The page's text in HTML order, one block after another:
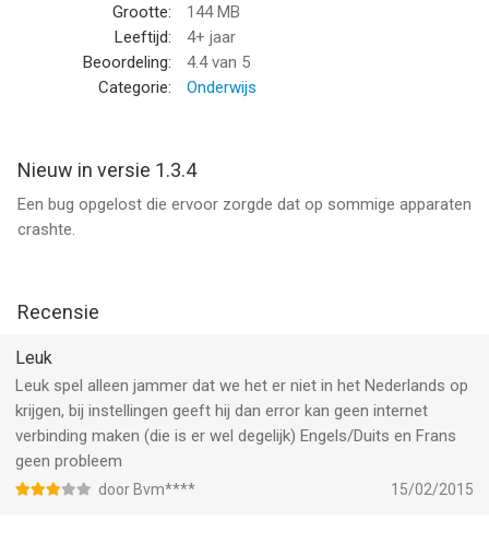
Belangrijkste kenmerken:
- Honderden verborgen voorwerpen over de hele wereld.
- Prachtige graphics en geweldige animaties.
- Duidelijke, begrijpelijke aanwijzingen voor kinderen.
Wat biedt de volledige versie van dit spel:
- Veel meer leuke souvenirs om te verzamelen.
- Drie moeilijkheidsniveaus, allemaal met een unieke
--
Lola ziet, jij niet? LITE van BeiZ is een app voor iPhone, iPad en
iPod touch met iOS versie 12.0 of hoger, geschikt bevonden
voor gebruikers met leeftijden vanaf4 jaar.
Informatie voor Lola ziet, jij niet? LITEis het laatst vergeleken
op 6 Aug om 19:39.
Grootte:
144 MB
Leeftijd:
4+ jaar
Beoordeling:
4.4van 5
Categorie:
Onderwijs
Nieuw in versie 1.3.4
Een bug opgelost die ervoor zorgde dat op sommige apparaten
crashte.
Recensie
Leuk
Leuk spel alleen jammer dat we het er niet in het Nederlands op
krijgen, bij instellingen geeft hij dan error kan geen internet
verbinding maken (die is er wel degelijk) Engels/Duits en Frans
geen probleem
door Bvm**** 15/02/2015